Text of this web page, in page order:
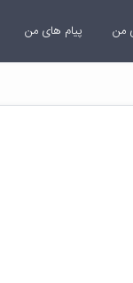
من پیام های من